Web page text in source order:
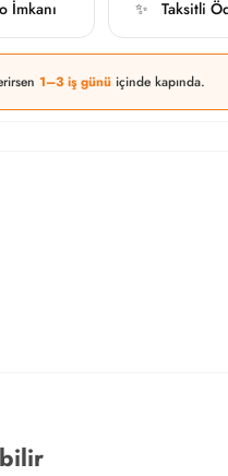
İmkanı ✨ Taksitli
1–3 iş günü içinde kapında.